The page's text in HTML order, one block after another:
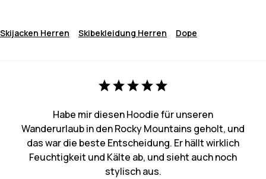
Skijacken Herren Skibekleidung Herren Dope
Habe mir diesen Hoodie für unseren
Wanderurlaub in den Rocky Mountains geholt, und
das war die beste Entscheidung. Er hällt wirklich
Feuchtigkeit und Kälte ab, und sieht auch noch
stylisch aus.